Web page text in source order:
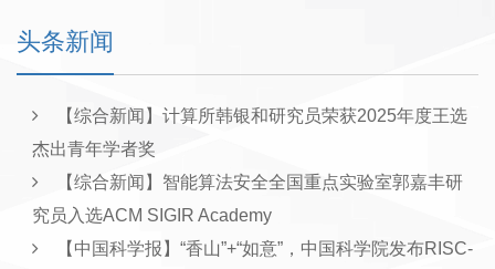
头条新闻
【综合新闻】计算所韩银和研究员荣获2025年度王选
杰出青年学者奖
【综合新闻】智能算法安全全国重点实验室郭嘉丰研
究员入选ACM SIGIR Academy
【中国科学报】“香山”+“如意”，中国科学院发布RISC-